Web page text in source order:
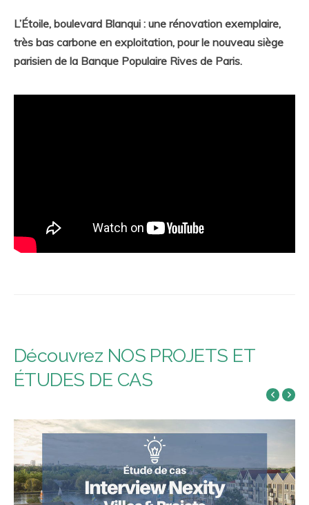
L’Étoile, boulevard Blanqui : une rénovation exemplaire,
très bas carbone en exploitation, pour le nouveau siège
parisien de la Banque Populaire Rives de Paris.
Découvrez NOS PROJETS ET
ÉTUDES DE CAS